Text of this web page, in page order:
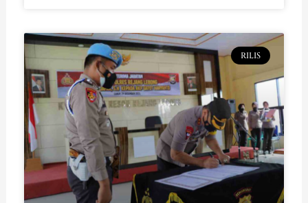
RILIS